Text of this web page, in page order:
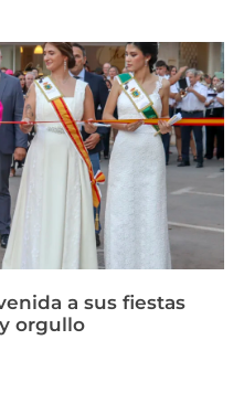
a sus fiestas
orgullo